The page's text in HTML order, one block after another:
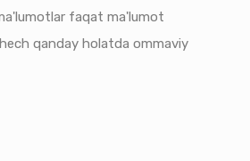
faqat ma'lumot
qanday holatda ommaviy